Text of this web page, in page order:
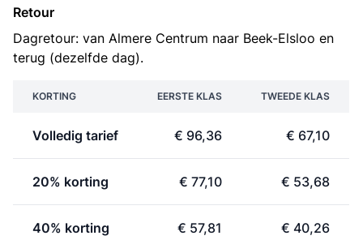
Retour
Dagretour: van Almere Centrum naar Beek-Elsloo en
terug (dezelfde dag).
KORTING EERSTE KLAS TWEEDE KLAS
Volledig tarief € 96,36 € 67,10
20% korting € 77,10 € 53,68
40% korting € 57,81 € 40,26